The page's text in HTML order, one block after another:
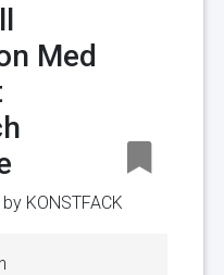
Med
by KONSTFACK